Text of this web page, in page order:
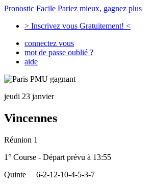
Pronostic Facile Pariez mieux, gagnez plus
> Inscrivez vous Gratuitement! <
connectez vous
mot de passe oublié ?
aide
jeudi 23 janvier
Vincennes
Réunion 1
1° Course - Départ prévu à 13:55
Quinte
6-2-12-10-4-5-3-7